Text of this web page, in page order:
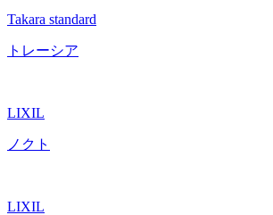
Takara standard
トレーシア
LIXIL
ノクト
LIXIL